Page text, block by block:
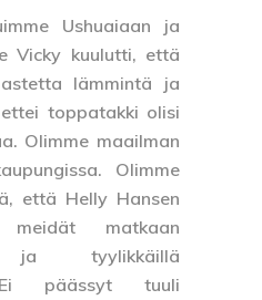
Ushuaiaan ja
Vicky kuulutti, että
lämmintä ja
toppatakki olisi
Olimme maailman
Olimme
että Helly Hansen
matkaan
ja tyylikkäillä
Ei päässyt tuuli